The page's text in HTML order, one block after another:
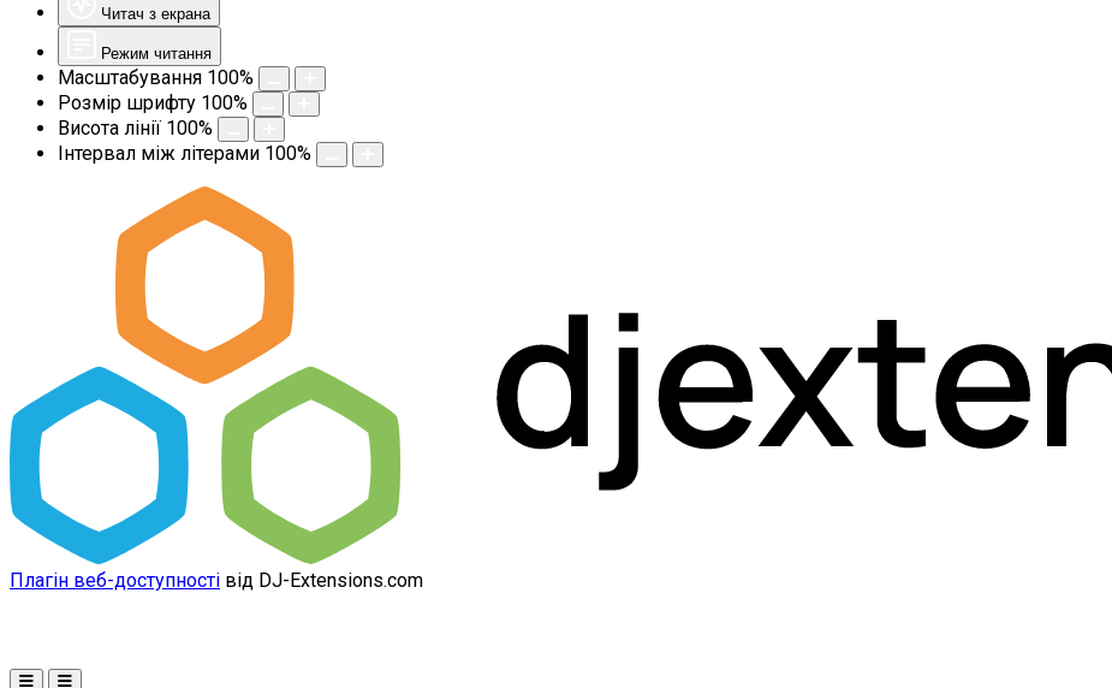
Читач з екрана
Режим читання
Масштабування 100%
Розмір шрифту 100%
Висота лінії 100%
Інтервал між літерами 100%
Плагін веб-доступності від DJ-Extensions.com